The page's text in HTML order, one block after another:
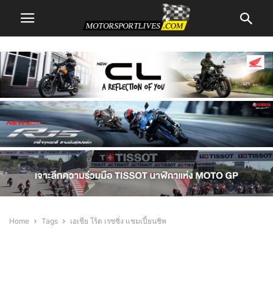
Home Tags เอเชีย โร้ด เรซซิ่ง แชมเปี้ยนชิพ